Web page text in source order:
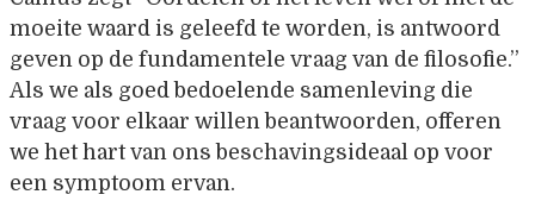
moeite waard is geleefd te worden, is antwoord
geven op de fundamentele vraag van de filosofie.”
Als we als goed bedoelende samenleving die
vraag voor elkaar willen beantwoorden, offeren
we het hart van ons beschavingsideaal op voor
een symptoom ervan.